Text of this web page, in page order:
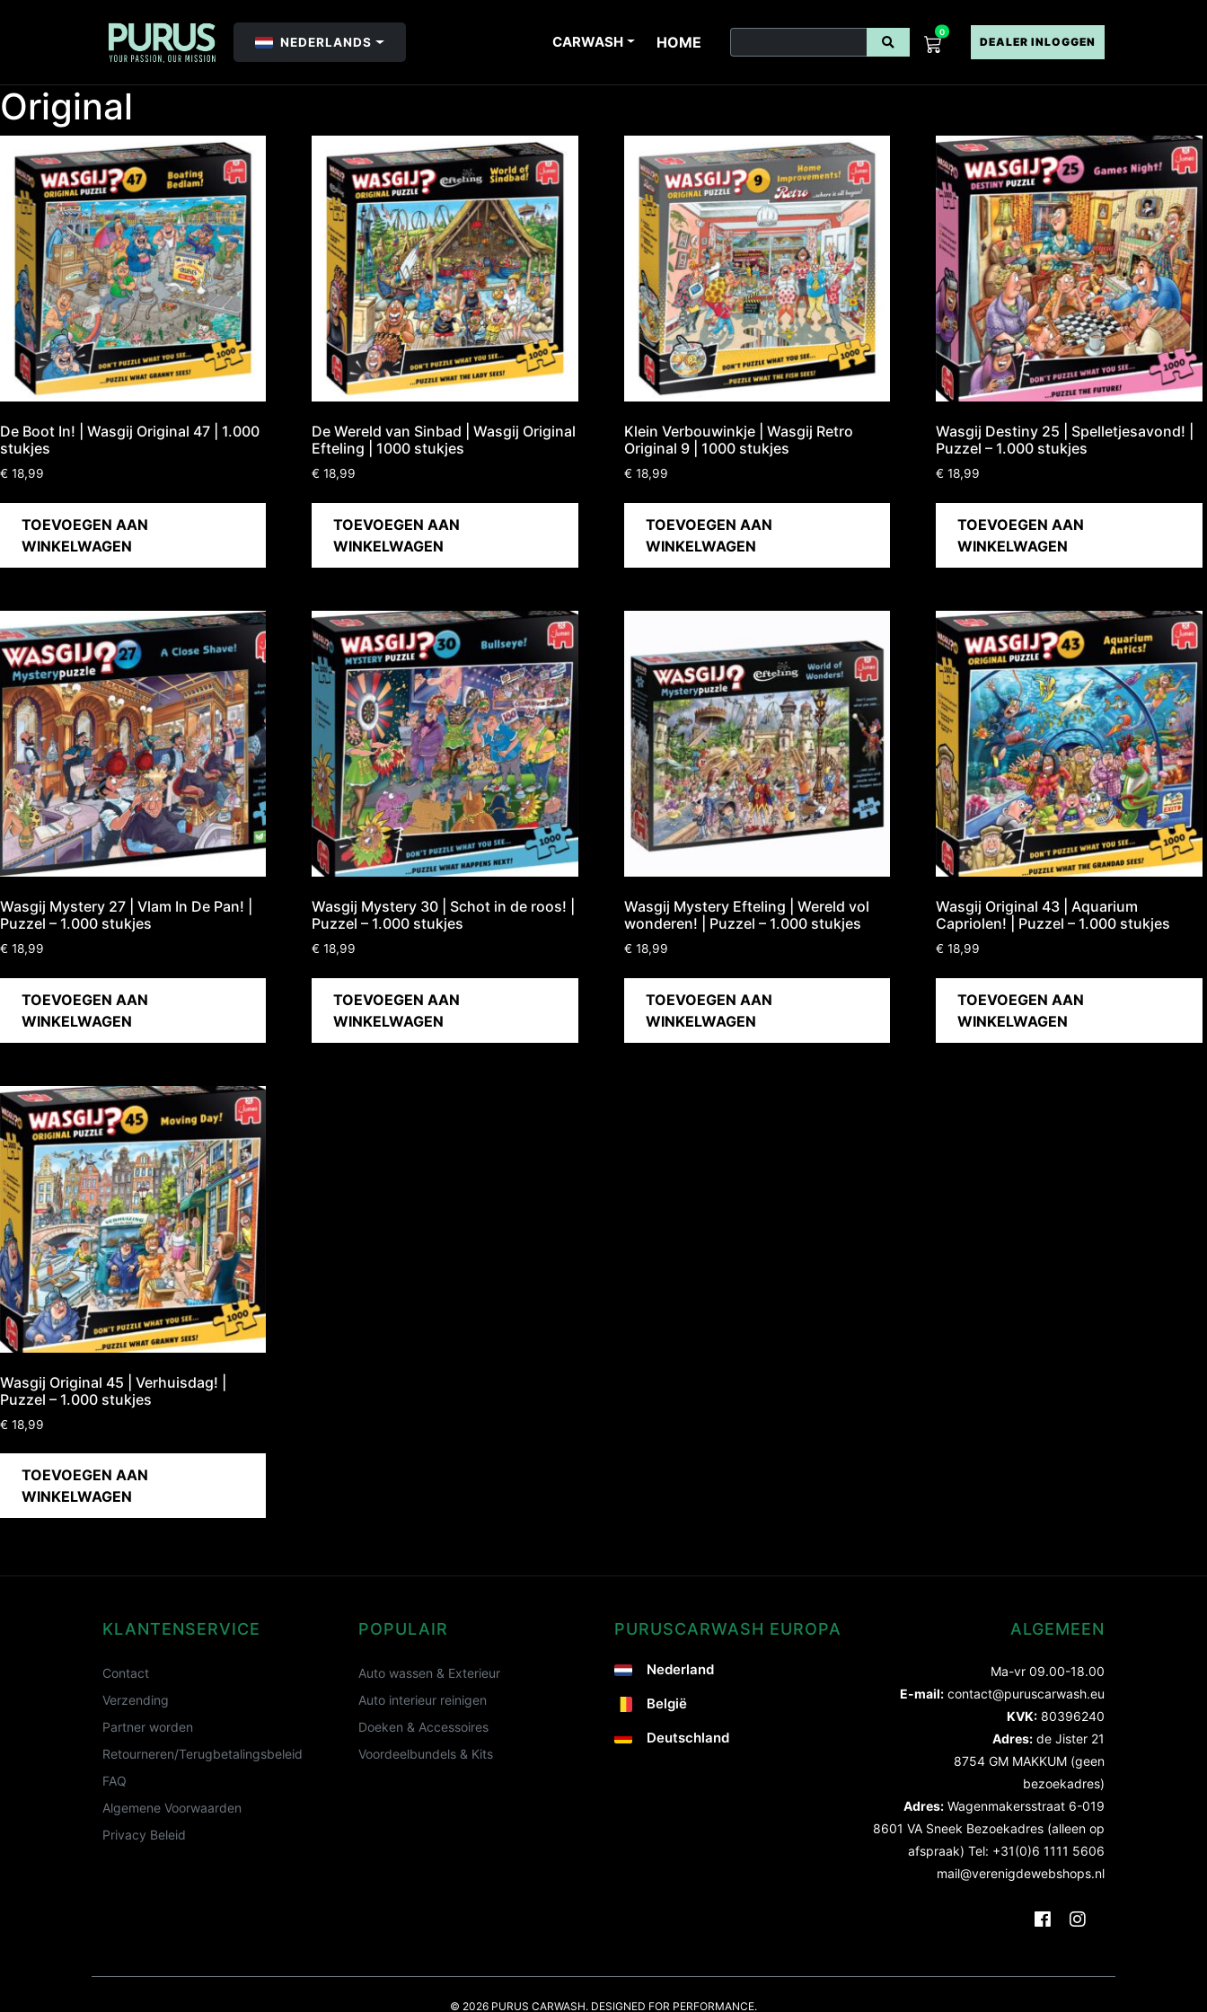
NEDERLANDS CARWASH HOME
0
DEALER INLOGGEN
Original
De Boot In! | Wasgij Original 47 | 1.000
stukjes
€ 18,99
TOEVOEGEN AAN
WINKELWAGEN
De Wereld van Sinbad | Wasgij Original
Efteling | 1000 stukjes
€ 18,99
TOEVOEGEN AAN
WINKELWAGEN
Klein Verbouwinkje | Wasgij Retro
Original 9 | 1000 stukjes
€ 18,99
TOEVOEGEN AAN
WINKELWAGEN
Wasgij Destiny 25 | Spelletjesavond! |
Puzzel – 1.000 stukjes
€ 18,99
TOEVOEGEN AAN
WINKELWAGEN
Wasgij Mystery 27 | Vlam In De Pan! |
Puzzel – 1.000 stukjes
€ 18,99
TOEVOEGEN AAN
WINKELWAGEN
Wasgij Mystery 30 | Schot in de roos! |
Puzzel – 1.000 stukjes
€ 18,99
TOEVOEGEN AAN
WINKELWAGEN
Wasgij Mystery Efteling | Wereld vol
wonderen! | Puzzel – 1.000 stukjes
€ 18,99
TOEVOEGEN AAN
WINKELWAGEN
Wasgij Original 43 | Aquarium
Capriolen! | Puzzel – 1.000 stukjes
€ 18,99
TOEVOEGEN AAN
WINKELWAGEN
Wasgij Original 45 | Verhuisdag! |
Puzzel – 1.000 stukjes
€ 18,99
TOEVOEGEN AAN
WINKELWAGEN
KLANTENSERVICE
Contact
Verzending
Partner worden
Retourneren/Terugbetalingsbeleid
FAQ
Algemene Voorwaarden
Privacy Beleid
POPULAIR
Auto wassen & Exterieur
Auto interieur reinigen
Doeken & Accessoires
Voordeelbundels & Kits
PURUSCARWASH EUROPA
Nederland
België
Deutschland
ALGEMEEN
Ma-vr 09.00-18.00
E-mail: contact@puruscarwash.eu
KVK: 80396240
Adres: de Jister 21
8754 GM MAKKUM (geen
bezoekadres)
Adres: Wagenmakersstraat 6-019
8601 VA Sneek Bezoekadres (alleen op
afspraak) Tel: +31(0)6 1111 5606
mail@verenigdewebshops.nl
© 2026 PURUS CARWASH. DESIGNED FOR PERFORMANCE.